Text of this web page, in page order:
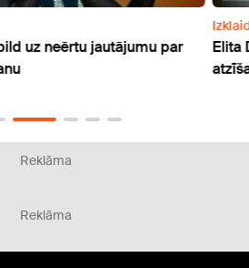
uz neērtu jautājumu par
Elita
Reklāma
Reklāma